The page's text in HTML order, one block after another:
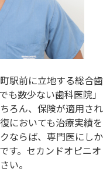
駅前に立地する総合歯
も数少ない歯科医院」
ろん、保険が適用され
においても治療実績を
ならば、専門医にしか
す。セカンドオピニオ
い。